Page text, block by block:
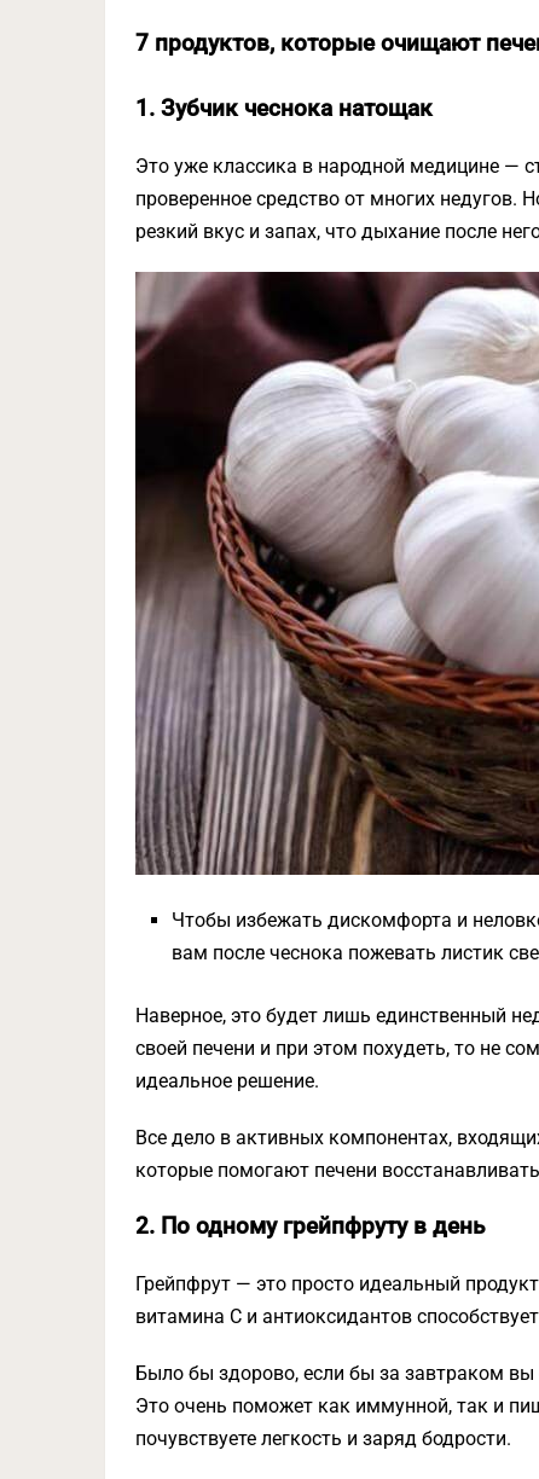
7 продуктов, которые очищают
1. Зубчик чеснока натощак
Это уже классика в народной медицине —
проверенное средство от многих недугов.
резкий вкус и запах, что дыхание после
Чтобы избежать дискомфорта и
вам после чеснока пожевать листик
Наверное, это будет лишь единственный
своей печени и при этом похудеть, то не
идеальное решение.
Все дело в активных компонентах,
которые помогают печени
2. По одному грейпфруту в день
Грейпфрут — это просто идеальный
витамина С и антиоксидантов
Было бы здорово, если бы за завтраком
Это очень поможет как иммунной, так и
почувствуете легкость и заряд бодрости.